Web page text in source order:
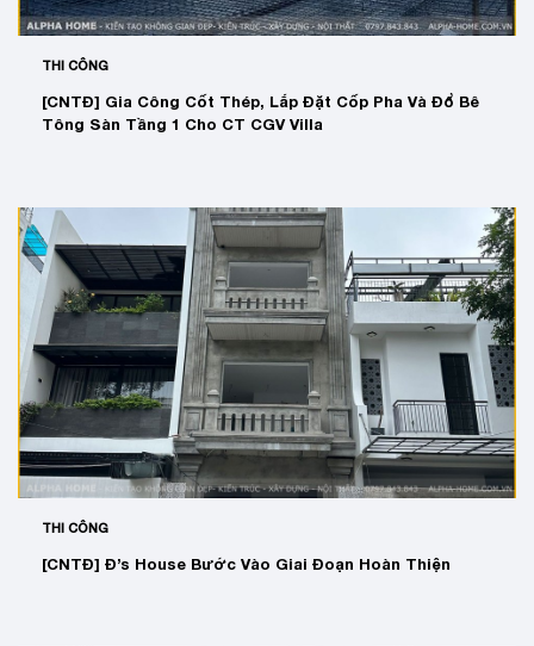
THI CÔNG
[CNTĐ] Gia Công Cốt Thép, Lắp Đặt Cốp Pha Và Đổ Bê
Tông Sàn Tầng 1 Cho CT CGV Villa
THI CÔNG
[CNTĐ] Đ’s House Bước Vào Giai Đoạn Hoàn Thiện